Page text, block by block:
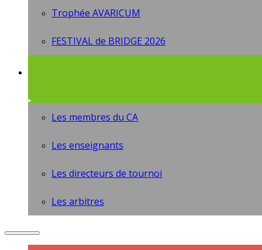
Trophée AVARICUM
FESTIVAL de BRIDGE 2026
Les membres du CA
Les enseignants
Les directeurs de tournoi
Les arbitres